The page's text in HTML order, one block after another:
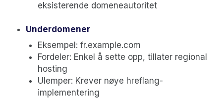
eksisterende domeneautoritet
Underdomener
Eksempel: fr.example.com
Fordeler: Enkel å sette opp, tillater regional
hosting
Ulemper: Krever nøye hreflang-
implementering